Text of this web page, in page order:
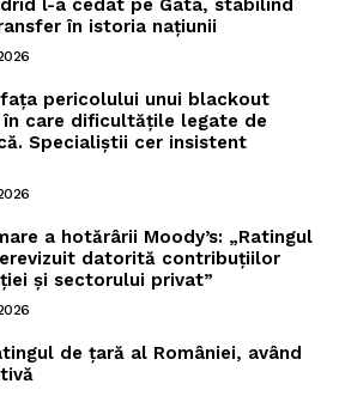
l-a cedat pe Gata, stabilind
în istoria națiunii
pericolului unui blackout
care dificultățile legate de
Specialiștii cer insistent
a hotărârii Moody’s: „Ratingul
datorită contribuțiilor
și sectorului privat”
de țară al României, având